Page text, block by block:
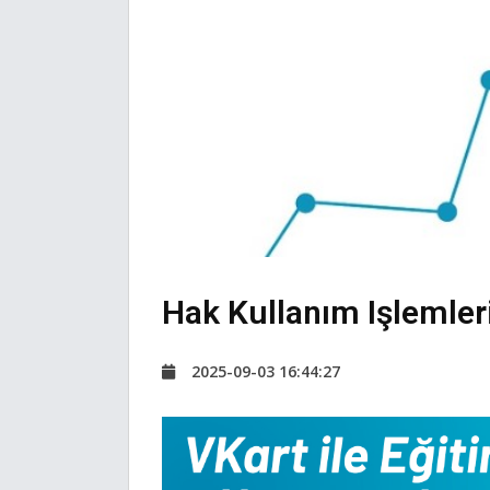
Hak Kullanım
2025-09-03 16:44:27